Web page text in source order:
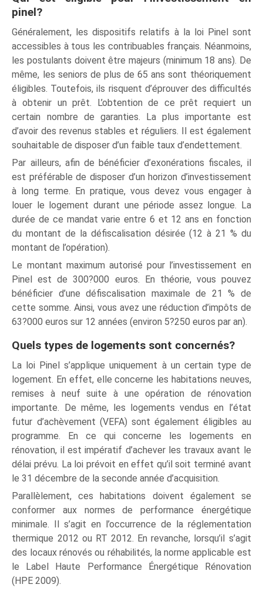
pinel?
Généralement, les dispositifs relatifs à la loi Pinel sont
accessibles à tous les contribuables français. Néanmoins,
les postulants doivent être majeurs (minimum 18 ans). De
même, les seniors de plus de 65 ans sont théoriquement
éligibles. Toutefois, ils risquent d’éprouver des difficultés
à obtenir un prêt. L’obtention de ce prêt requiert un
certain nombre de garanties. La plus importante est
d’avoir des revenus stables et réguliers. Il est également
souhaitable de disposer d’un faible taux d’endettement.
Par ailleurs, afin de bénéficier d’exonérations fiscales, il
est préférable de disposer d’un horizon d’investissement
à long terme. En pratique, vous devez vous engager à
louer le logement durant une période assez longue. La
durée de ce mandat varie entre 6 et 12 ans en fonction
du montant de la défiscalisation désirée (12 à 21 % du
montant de l’opération).
Le montant maximum autorisé pour l’investissement en
Pinel est de 300?000 euros. En théorie, vous pouvez
bénéficier d’une défiscalisation maximale de 21 % de
cette somme. Ainsi, vous avez une réduction d’impôts de
63?000 euros sur 12 années (environ 5?250 euros par an).
Quels types de logements sont concernés?
La loi Pinel s’applique uniquement à un certain type de
logement. En effet, elle concerne les habitations neuves,
remises à neuf suite à une opération de rénovation
importante. De même, les logements vendus en l’état
futur d’achèvement (VEFA) sont également éligibles au
programme. En ce qui concerne les logements en
rénovation, il est impératif d’achever les travaux avant le
délai prévu. La loi prévoit en effet qu’il soit terminé avant
le 31 décembre de la seconde année d’acquisition.
Parallèlement, ces habitations doivent également se
conformer aux normes de performance énergétique
minimale. Il s’agit en l’occurrence de la réglementation
thermique 2012 ou RT 2012. En revanche, lorsqu’il s’agit
des locaux rénovés ou réhabilités, la norme applicable est
le Label Haute Performance Énergétique Rénovation
(HPE 2009).